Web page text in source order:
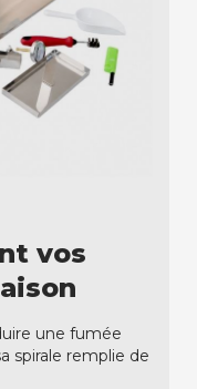
vos
une fumée
spirale remplie de